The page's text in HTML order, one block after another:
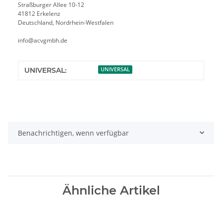
Straßburger Allee 10-12
41812 Erkelenz
Deutschland, Nordrhein-Westfalen
info@acvgmbh.de
UNIVERSAL: UNIVERSAL
Benachrichtigen, wenn verfügbar
Ähnliche Artikel